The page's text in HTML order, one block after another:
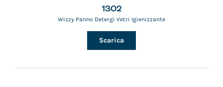
1302
Wizzy Panno Detergi Vetri Igienizzante
Scarica